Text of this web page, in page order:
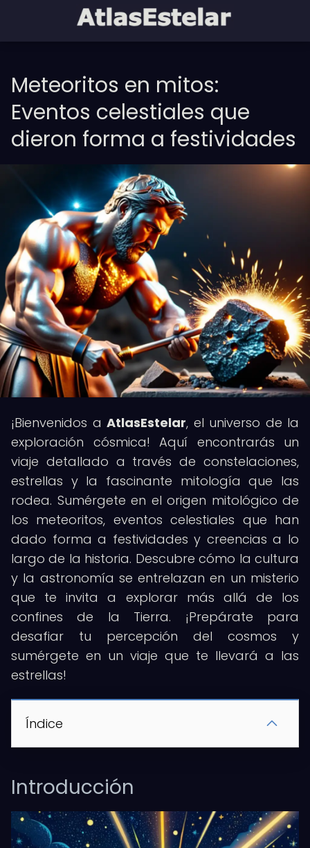
Meteoritos en mitos:
Eventos celestiales que
dieron forma a festividades
¡Bienvenidos a AtlasEstelar, el universo de la
exploración cósmica! Aquí encontrarás un
viaje detallado a través de constelaciones,
estrellas y la fascinante mitología que las
rodea. Sumérgete en el origen mitológico de
los meteoritos, eventos celestiales que han
dado forma a festividades y creencias a lo
largo de la historia. Descubre cómo la cultura
y la astronomía se entrelazan en un misterio
que te invita a explorar más allá de los
confines de la Tierra. ¡Prepárate para
desafiar tu percepción del cosmos y
sumérgete en un viaje que te llevará a las
estrellas!
Índice
Introducción